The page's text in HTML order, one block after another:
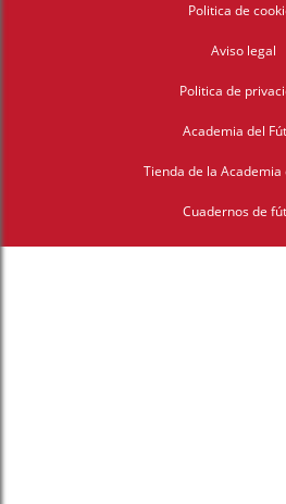
Politica de
Aviso legal
Politica de
Academia del
Tienda de la Academia
Cuadernos de